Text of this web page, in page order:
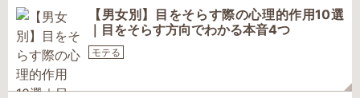
【男女別】目をそらす際の心理的作用10選
｜目をそらす方向でわかる本音4つ
モテる